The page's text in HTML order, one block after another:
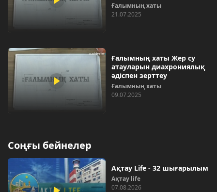
Ғалымның хаты
21.07.2025
Ғалымның хаты Жер су
атауларын диахрониялық
әдіспен зерттеу
Ғалымның хаты
09.07.2025
Соңғы бейнелер
Ақтау Life - 32 шығарылым
Ақтау life
07.08.2026